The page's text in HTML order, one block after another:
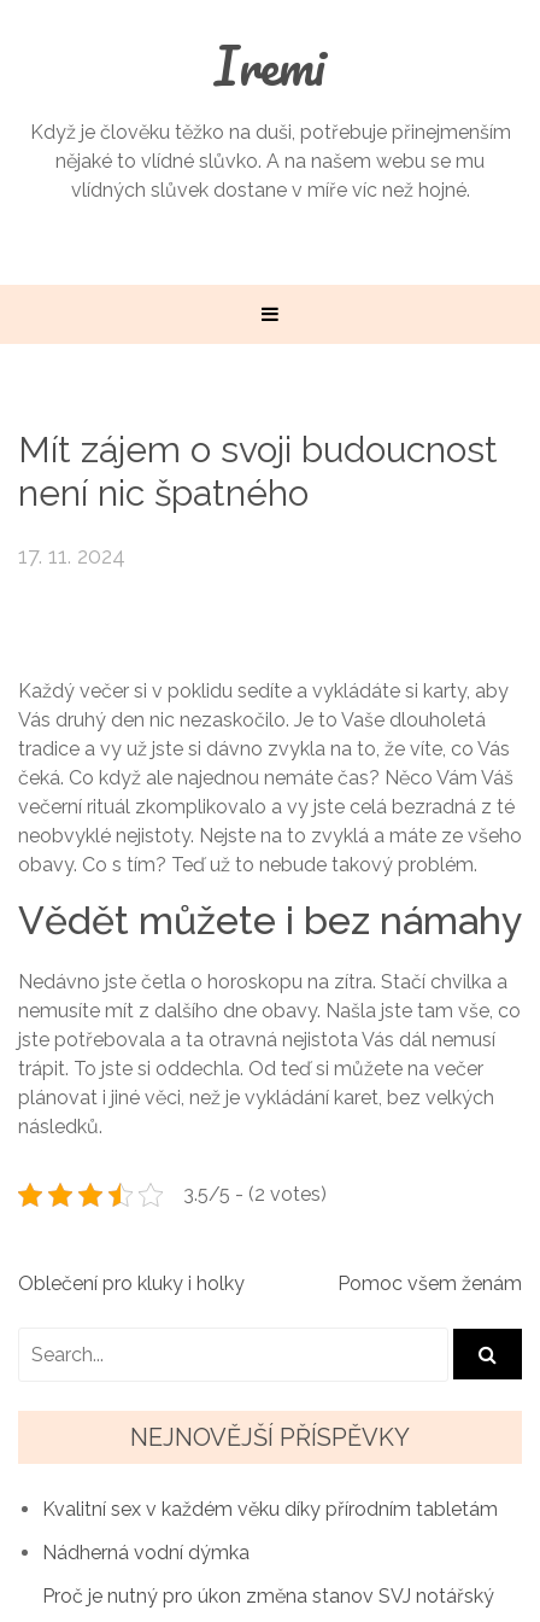
Iremi
Když je člověku těžko na duši, potřebuje přinejmenším
nějaké to vlídné slůvko. A na našem webu se mu
vlídných slůvek dostane v míře víc než hojné.
Mít zájem o svoji budoucnost
není nic špatného
17. 11. 2024
Každý večer si v poklidu sedíte a vykládáte si karty, aby
Vás druhý den nic nezaskočilo. Je to Vaše dlouholetá
tradice a vy už jste si dávno zvykla na to, že víte, co Vás
čeká. Co když ale najednou nemáte čas? Něco Vám Váš
večerní rituál zkomplikovalo a vy jste celá bezradná z té
neobvyklé nejistoty. Nejste na to zvyklá a máte ze všeho
obavy. Co s tím? Teď už to nebude takový problém.
Vědět můžete i bez námahy
Nedávno jste četla o horoskopu na zítra. Stačí chvilka a
nemusíte mít z dalšího dne obavy. Našla jste tam vše, co
jste potřebovala a ta otravná nejistota Vás dál nemusí
trápit. To jste si oddechla. Od teď si můžete na večer
plánovat i jiné věci, než je vykládání karet, bez velkých
následků.
3.5/5 - (2 votes)
N
a
g
a
c
Oblečení pro kluky i holky Pomoc všem ženám
NEJNOVĚJŠÍ PŘÍSPĚVKY
Kvalitní sex v každém věku díky přírodním tabletám
Nádherná vodní dýmka
Proč je nutný pro úkon změna stanov SVJ notářský